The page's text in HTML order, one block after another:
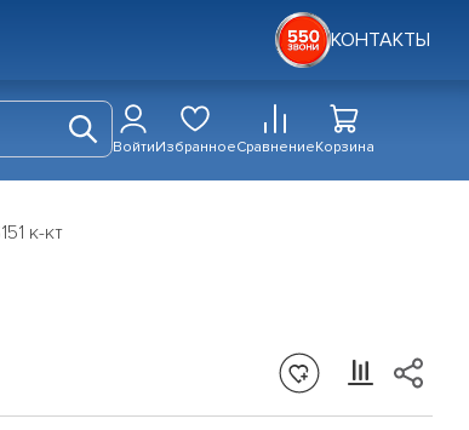
КОНТАКТЫ
ВойтиИзбранноеСравнениеКорзина
к-кт